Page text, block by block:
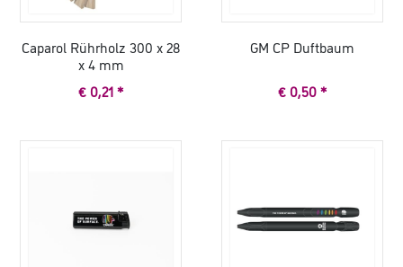
Caparol Rührholz 300 x 28
x 4 mm
€ 0,21 *
GM CP Duftbaum
€ 0,50 *